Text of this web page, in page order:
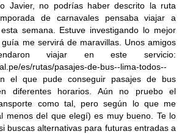
Javier, no podrías haber descrito la ruta
de carnavales pensaba viajar a
semana. Estuve investigando lo mejor
me servirá de maravillas. Unos amigos
viajar en este servicio:
es/rutas/pasajes-de-bus--lima-todos--
el que pude conseguir pasajes de bus
diferentes horarios. Aún no pruebo el
como tal, pero según lo que me
menos del que elegí) es muy bueno. Te lo
buscas alternativas para futuras entradas a